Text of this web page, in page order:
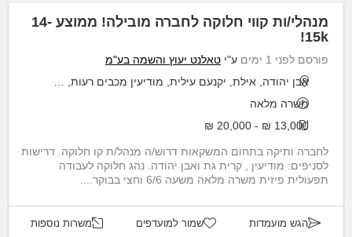
מנהלי/ות קווי חלוקה לחברה מובילה! ממוצע 14-
15k!
פורסם לפני 1 ימים ע"י טאלנט יעוץ והשמה בע"מ
אבן יהודה, אילת, יקנעם עילית, מודיעין מכבים רעות, קריית גת
משרה מלאה
13,000 ₪ - 20,000 ₪
לחברה ותיקה בתחום המשקאות דרוש/ה מנהל/ת קו חלוקה. דרישות
לסניפים: מודיעין , קרית גת ואבן יהודה. נהג חלוקה לעבודה
תפעולית פיזית משרה מלאה משעה 6/6 וחצי בבוקר....
הגש מועמדות שמור למועדפים משרות נוספות